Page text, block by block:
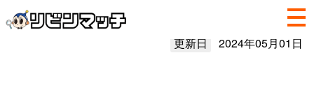
更新日 2024年05月01日